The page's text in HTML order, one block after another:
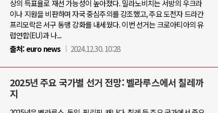
상의 득표율로 재선 가능성이 높아졌다. 밀라노비치는 서방의 우크라
이나 지원을 비판하며 자국 중심주의를 강조했고, 주요 도전자 드라간
프리모락은 서구 동맹 강화를 내세웠다. 이번 선거는 크로아티아의 유
럽연합(EU)과 나...
출처:euro news 2024.12.30. 10:28
2025년 주요 국가별 선거 전망: 벨라루스에서 칠레까
지